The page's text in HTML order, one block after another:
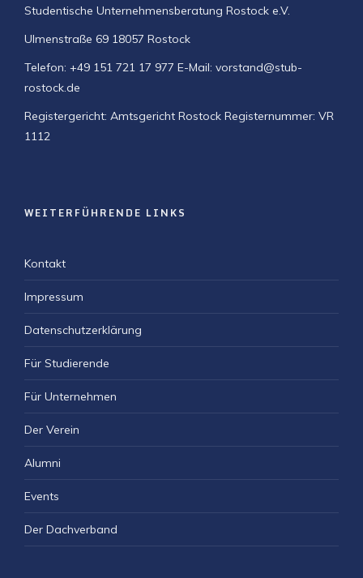
Studentische Unternehmensberatung Rostock e.V.
Ulmenstraße 69 18057 Rostock
Telefon: +49 151 721 17 977 E-Mail: vorstand@stub-
rostock.de
Registergericht: Amtsgericht Rostock Registernummer: VR
1112
WEITERFÜHRENDE LINKS
Kontakt
Impressum
Datenschutzerklärung
Für Studierende
Für Unternehmen
Der Verein
Alumni
Events
Der Dachverband